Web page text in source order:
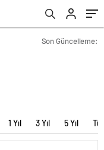
Son Güncelleme:
1 Yıl 3 Yıl 5 Yıl